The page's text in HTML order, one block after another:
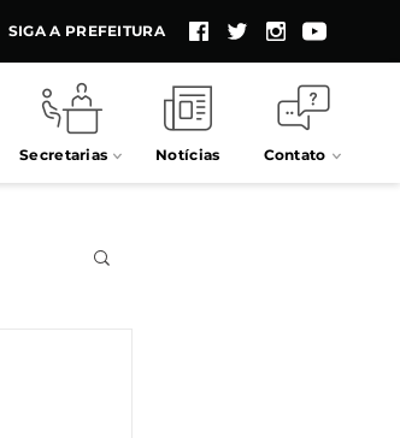
SIGA A PREFEITURA
Secretarias Notícias Contato